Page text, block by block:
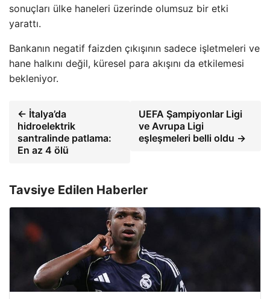
sonuçları ülke haneleri üzerinde olumsuz bir etki
yarattı.
Bankanın negatif faizden çıkışının sadece işletmeleri ve
hane halkını değil, küresel para akışını da etkilemesi
bekleniyor.
← İtalya’da
hidroelektrik
santralinde patlama:
En az 4 ölü
UEFA Şampiyonlar Ligi
ve Avrupa Ligi
eşleşmeleri belli oldu →
Tavsiye Edilen Haberler